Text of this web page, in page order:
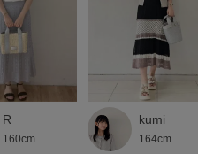
R
160cm
kumi
164cm